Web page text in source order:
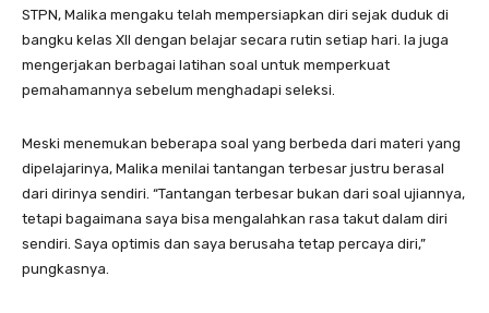
STPN, Malika mengaku telah mempersiapkan diri sejak duduk di
bangku kelas XII dengan belajar secara rutin setiap hari. Ia juga
mengerjakan berbagai latihan soal untuk memperkuat
pemahamannya sebelum menghadapi seleksi.
Meski menemukan beberapa soal yang berbeda dari materi yang
dipelajarinya, Malika menilai tantangan terbesar justru berasal
dari dirinya sendiri. “Tantangan terbesar bukan dari soal ujiannya,
tetapi bagaimana saya bisa mengalahkan rasa takut dalam diri
sendiri. Saya optimis dan saya berusaha tetap percaya diri,”
pungkasnya.